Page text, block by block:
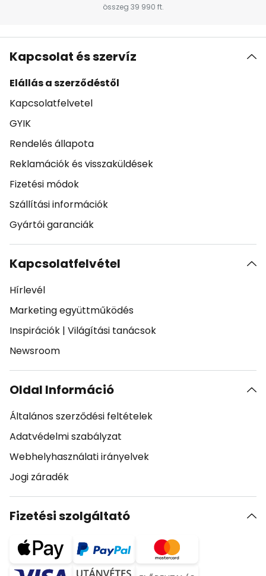
összeg 39 990 ft.
Kapcsolat és szervíz
Elállás a szerződéstől
Kapcsolatfelvetel
GYIK
Rendelés állapota
Reklamációk és visszaküldések
Fizetési módok
Szállítási információk
Gyártói garanciák
Kapcsolatfelvétel
Hírlevél
Marketing együttműködés
Inspirációk | Világítási tanácsok
Newsroom
Oldal Információ
Általános szerződési feltételek
Adatvédelmi szabályzat
Webhelyhasználati irányelvek
Jogi záradék
Fizetési szolgáltató